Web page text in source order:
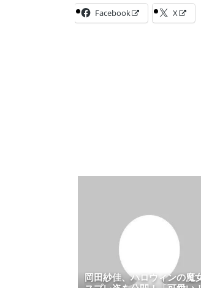
Facebook X
岡田紗佳、ハロウィンの魔